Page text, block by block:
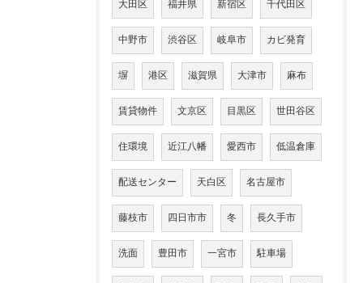
大田区 福井県 新宿区 千代田区
中野市 渋谷区 岐阜市 カビ発育
塀 港区 滋賀県 大津市 麻布
賃貸物件 文京区 目黒区 世田谷区
住環境 近江八幡 愛西市 低温倉庫
配送センター 天白区 名古屋市
藤枝市 四日市市 冬 長久手市
洗面 豊田市 一宮市 駐車場